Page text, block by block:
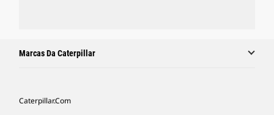
Marcas Da Caterpillar
Caterpillar.com